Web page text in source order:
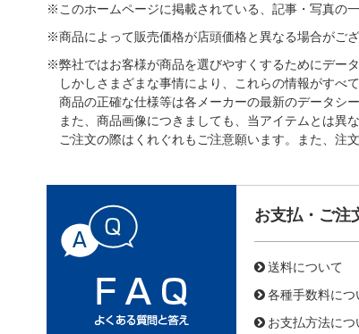
※このホームページに掲載されている、記事・写真の
※商品によって販売価格が店頭価格と異なる場合がござ
※弊社ではお客様が商品を選びやすくするためにデー
しかしさまざまな事情により、これらの情報がすべ
商品の正確な仕様等は各メーカーの最新のデータシ
また、商品画像につきましても、当アイテムとは異
ご注文の際はくれぐれもご注意願います。また、注
お支払・ご注
送料について
各種手数料につ
お支払方法につ